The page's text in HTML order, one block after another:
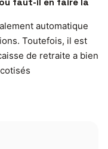
automatique
Toutefois, il est
de retraite a bien